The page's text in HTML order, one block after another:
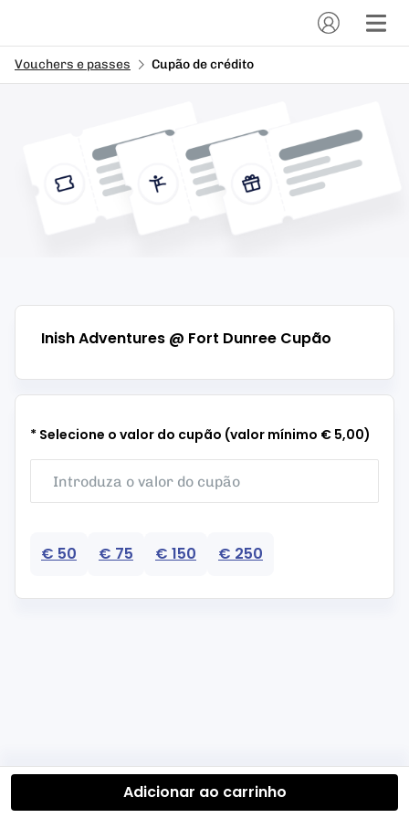
Vouchers e passes Cupão de crédito
Inish Adventures @ Fort Dunree Cupão
* Selecione o valor do cupão (valor mínimo € 5,00)
€ 50 € 75 € 150 € 250
Adicionar ao carrinho